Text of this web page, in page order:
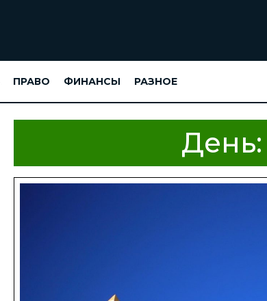
ПРАВО ФИНАНСЫ РАЗНОЕ
День: